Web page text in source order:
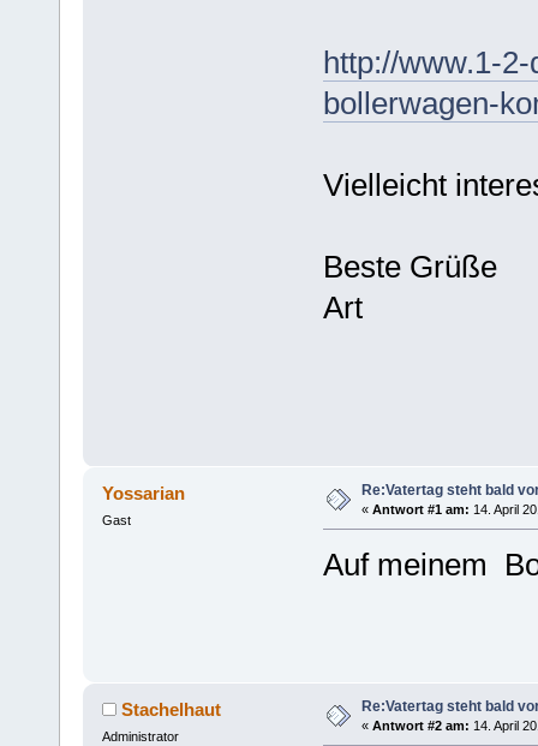
http://www.1-
bollerwagen-
Vielleicht
Beste Grüße
Art
Yossarian
Gast
Re:Vatertag steht bald
« Antwort #1 am: 14. April
Auf meinem
Stachelhaut
Administrator
Re:Vatertag steht bald
« Antwort #2 am: 14. April